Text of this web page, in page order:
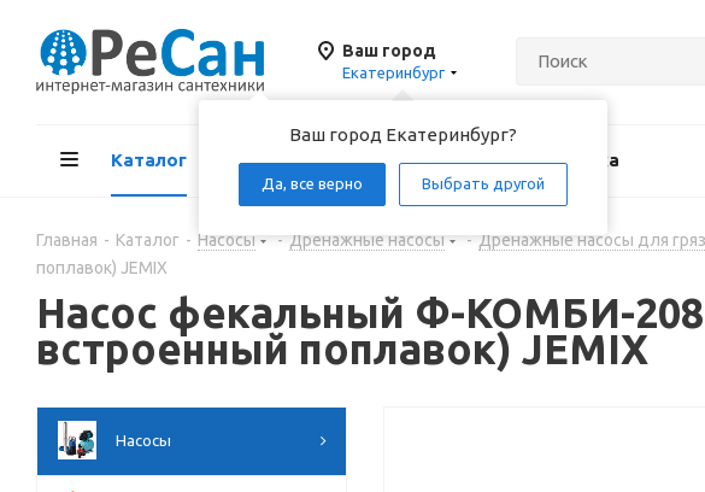
Ваш город
Екатеринбург
Ваш город Екатеринбург?
Да, все верно Выбрать другой
Каталог Акции Доставка
Главная - Каталог - Насосы - Дренажные насосы - Дренажные насосы для
поплавок) JEMIX
Насос фекальный Ф-КОМБИ-
встроенный поплавок) JEMIX
Насосы